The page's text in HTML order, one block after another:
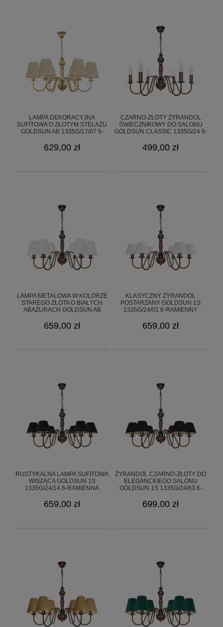
LAMPA DEKORACYJNA
SUFITOWA O ZŁOTYM STELAŻU
GOLDSUN AB 1335G/17/07 6-
629,00 zł
CZARNO-ZŁOTY ŻYRANDOL
ŚWIECZNIKOWY DO SALONU
GOLDSUN CLASSIC 1335G/24 6-
499,00 zł
LAMPA METALOWA W KOLORZE
STAREGO ZŁOTA O BIAŁYCH
ABAŻURACH GOLDSUN AB
659,00 zł
KLASYCZNY ŻYRANDOL
POSTARZANY GOLDSUN 1S
1335G/24/01 6-RAMIENNY
659,00 zł
RUSTYKALNA LAMPA SUFITOWA
WISZĄCA GOLDSUN 1S
1335G/24/14 6-RAMIENNA
659,00 zł
ŻYRANDOL CZARNO-ZŁOTY DO
ELEGANCKIEGO SALONU
GOLDSUN 1S 1335G/24/63 6-
699,00 zł